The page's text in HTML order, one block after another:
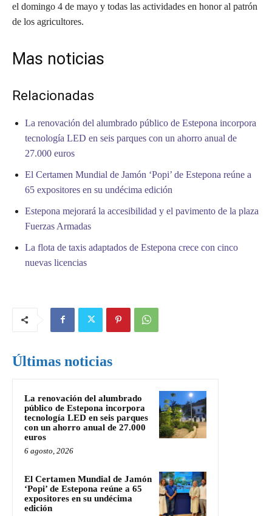
el domingo 4 de mayo y todas las actividades en honor al patrón
de los agricultores.
Mas noticias
Relacionadas
La renovación del alumbrado público de Estepona incorpora
tecnología LED en seis parques con un ahorro anual de
27.000 euros
El Certamen Mundial de Jamón ‘Popi’ de Estepona reúne a
65 expositores en su undécima edición
Estepona mejorará la accesibilidad y el pavimento de la plaza
Fuerzas Armadas
La flota de taxis adaptados de Estepona crece con cinco
nuevas licencias
Últimas noticias
La renovación del alumbrado
público de Estepona incorpora
tecnología LED en seis parques
con un ahorro anual de 27.000
euros
6 agosto, 2026
El Certamen Mundial de Jamón
‘Popi’ de Estepona reúne a 65
expositores en su undécima
edición